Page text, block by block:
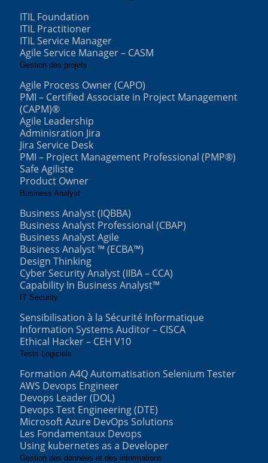
ITIL Foundation
ITIL Practitioner
ITIL Service Manager
Agile Service Manager – CASM
Gestion des projets
Agile Process Owner (CAPO)
PMI – Certified Associate in Project Management
(CAPM)®
Agile Leadership
Adminisration Jira
Jira Service Desk
PMI – Project Management Professional (PMP®)
Safe Agiliste
Product Owner
Business Analyst
Business Analyst (IQBBA)
Business Analyst Professional (CBAP)
Business Analyst Agile
Business Analyst ™ (ECBA™)
Design Thinking
Cyber Security Analyst (IIBA – CCA)
Capability In Business Analyst™
IT Security
Sensibilisation à la Sécurité Informatique
Information Systems Auditor – CISCA
Ethical Hacker – CEH V10
Tests Logiciels
Formation A4Q Automatisation Selenium Tester
AWS Devops Engineer
Devops Leader (DOL)
Devops Test Engineering (DTE)
Microsoft Azure DevOps Solutions
Les Fondamentaux Devops
Using kubernetes as a Developer
Gestion des données et des informations